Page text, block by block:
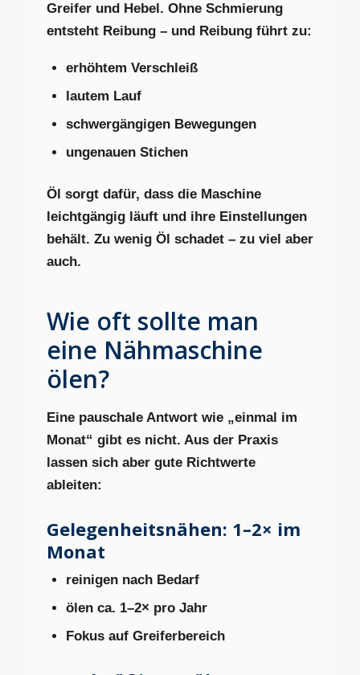
Greifer und Hebel. Ohne Schmierung
entsteht Reibung – und Reibung führt zu:
erhöhtem Verschleiß
lautem Lauf
schwergängigen Bewegungen
ungenauen Stichen
Öl sorgt dafür, dass die Maschine
leichtgängig läuft und ihre Einstellungen
behält. Zu wenig Öl schadet – zu viel aber
auch.
Wie oft sollte man
eine Nähmaschine
ölen?
Eine pauschale Antwort wie „einmal im
Monat“ gibt es nicht. Aus der Praxis
lassen sich aber gute Richtwerte
ableiten:
Gelegenheitsnähen: 1–2× im
Monat
reinigen nach Bedarf
ölen ca. 1–2× pro Jahr
Fokus auf Greiferbereich